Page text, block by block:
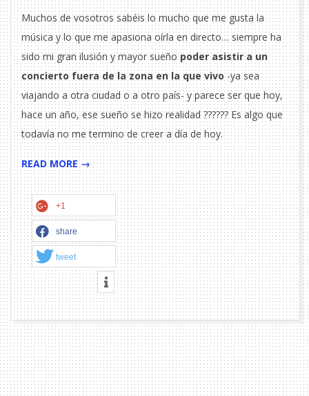
Muchos de vosotros sabéis lo mucho que me gusta la
música y lo que me apasiona oírla en directo… siempre ha
sido mi gran ilusión y mayor sueñopoder asistir a un
concierto fuera de la zona en la que vivo-ya sea
viajando a otra ciudad o a otro país- y parece ser que hoy,
hace un año, ese sueño se hizo realidad ?????? Es algo que
todavía no me termino de creer a día de hoy.
READ MORE →
+1
share
tweet